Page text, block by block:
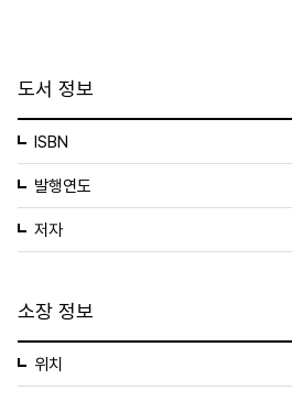
도서 정보
ISBN
발행연도
저자
소장 정보
위치